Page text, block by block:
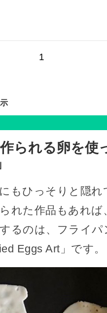
1
られる卵を使
もひっそりと隠
れた作品もあれ
るのは、フライ
Eggs Art」です。